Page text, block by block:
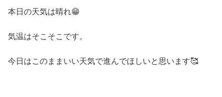
本日の天気は晴れ😁
気温はそこそこです。
今日はこのままいい天気で進んでほしいと思います🥰